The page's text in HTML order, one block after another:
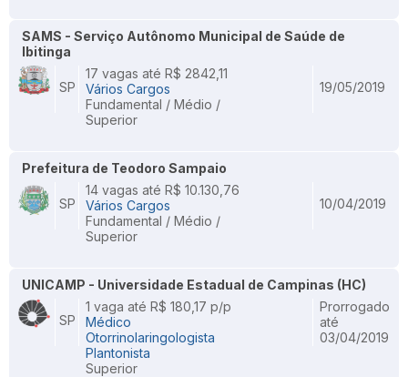
SAMS - Serviço Autônomo Municipal de Saúde de
Ibitinga
SP
17 vagas até R$ 2842,11
Vários Cargos
Fundamental / Médio /
Superior
19/05/2019
Prefeitura de Teodoro Sampaio
SP
14 vagas até R$ 10.130,76
Vários Cargos
Fundamental / Médio /
Superior
10/04/2019
UNICAMP - Universidade Estadual de Campinas (HC)
SP
1 vaga até R$ 180,17 p/p
Médico
Otorrinolaringologista
Plantonista
Superior
Prorrogado
até
03/04/2019